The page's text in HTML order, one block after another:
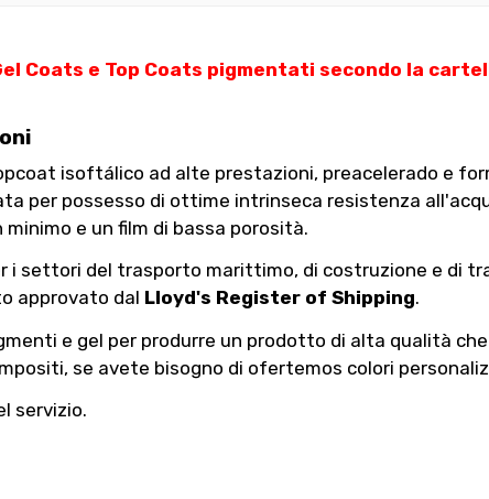
Coats e Top Coats pigmentati secondo la
isoftálico ad alte prestazioni, preacelerado e
per possesso di ottime intrinseca resistenza
e un film di bassa porosità.
settori del trasporto marittimo, di costruzione e di
approvato dal Lloyd's Register of Shipping.
e gel per produrre un prodotto di alta qualità
se avete bisogno di ofertemos colori
servizio.